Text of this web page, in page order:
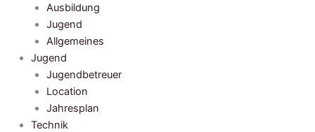
Ausbildung
Jugend
Allgemeines
Jugend
Jugendbetreuer
Location
Jahresplan
Technik